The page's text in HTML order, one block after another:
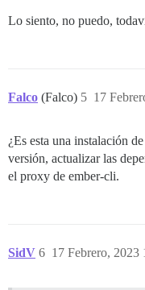
Lo siento, no puedo,
Falco (Falco) 17
5
¿Es esta una instalación
versión, actualizar las
el proxy de ember-cli.
SidV 17 Febrero, 2023
6